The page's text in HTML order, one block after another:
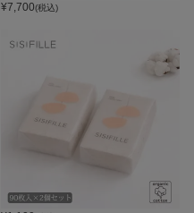
¥7,700(税込)